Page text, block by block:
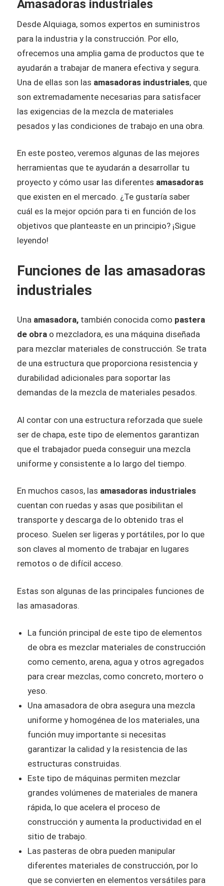
Amasadoras industriales
Desde Alquiaga, somos expertos en suministros
para la industria y la construcción. Por ello,
ofrecemos una amplia gama de productos que te
ayudarán a trabajar de manera efectiva y segura.
Una de ellas son las amasadoras industriales, que
son extremadamente necesarias para satisfacer
las exigencias de la mezcla de materiales
pesados y las condiciones de trabajo en una obra.
En este posteo, veremos algunas de las mejores
herramientas que te ayudarán a desarrollar tu
proyecto y cómo usar las diferentes amasadoras
que existen en el mercado. ¿Te gustaría saber
cuál es la mejor opción para ti en función de los
objetivos que planteaste en un principio? ¡Sigue
leyendo!
Funciones de las amasadoras
industriales
Una amasadora, también conocida como pastera
de obra o mezcladora, es una máquina diseñada
para mezclar materiales de construcción. Se trata
de una estructura que proporciona resistencia y
durabilidad adicionales para soportar las
demandas de la mezcla de materiales pesados.
Al contar con una estructura reforzada que suele
ser de chapa, este tipo de elementos garantizan
que el trabajador pueda conseguir una mezcla
uniforme y consistente a lo largo del tiempo.
En muchos casos, las amasadoras industriales
cuentan con ruedas y asas que posibilitan el
transporte y descarga de lo obtenido tras el
proceso. Suelen ser ligeras y portátiles, por lo que
son claves al momento de trabajar en lugares
remotos o de difícil acceso.
Estas son algunas de las principales funciones de
las amasadoras.
La función principal de este tipo de elementos
de obra es mezclar materiales de construcción
como cemento, arena, agua y otros agregados
para crear mezclas, como concreto, mortero o
yeso.
Una amasadora de obra asegura una mezcla
uniforme y homogénea de los materiales, una
función muy importante si necesitas
garantizar la calidad y la resistencia de las
estructuras construidas.
Este tipo de máquinas permiten mezclar
grandes volúmenes de materiales de manera
rápida, lo que acelera el proceso de
construcción y aumenta la productividad en el
sitio de trabajo.
Las pasteras de obra pueden manipular
diferentes materiales de construcción, por lo
que se convierten en elementos versátiles para